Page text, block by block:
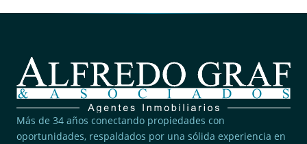
Más de 34 años conectando propiedades con
oportunidades, respaldados por una sólida experiencia en